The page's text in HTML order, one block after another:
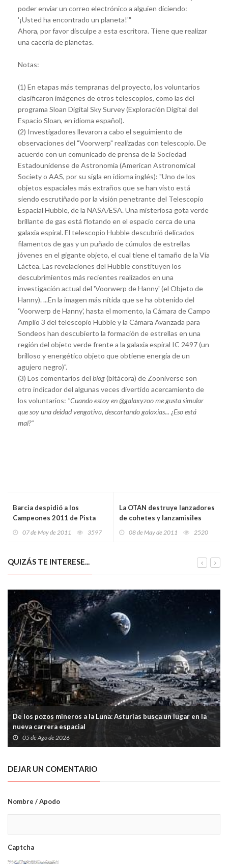
poder enviar un correo electrónico a alguien diciendo:
'¡Usted ha encontrado un planeta!'"
Ahora, por favor disculpe a esta escritora. Tiene que realizar
una cacería de planetas.
Notas:
(1) En etapas más tempranas del proyecto, los voluntarios
clasificaron imágenes de otros telescopios, como las del
programa Sloan Digital Sky Survey (Exploración Digital del
Espacio Sloan, en idioma español).
(2) Investigadores llevaron a cabo el seguimiento de
observaciones del "Voorwerp" realizadas con telescopio. De
acuerdo con un comunicado de prensa de la Sociedad
Estadounidense de Astronomía (American Astronomical
Society o AAS, por su sigla en idioma inglés): "Uno de los
objetos espaciales más extraños que se han visto está
siendo escrutiñado por la visión penetrante del Telescopio
Espacial Hubble, de la NASA/ESA. Una misteriosa gota verde
brillante de gas está flotando en el espacio cerca de una
galaxia espiral. El telescopio Hubble descubrió delicados
filamentos de gas y un puñado de cúmulos de estrellas
jóvenes en el gigante objeto, el cual tiene el tamaño de la Vía
Láctea. Las revelaciones del Hubble constituyen los
descubrimientos más recientes realizados en una
investigación actual del 'Voorwerp de Hanny' (el Objeto de
Hanny). ...En la imagen más nítida que se ha obtenido del
'Voorwerp de Hanny', hasta el momento, la Cámara de Campo
Amplio 3 del telescopio Hubble y la Cámara Avanzada para
Sondeos han descubierto la formación de estrellas en una
región del objeto verde frente a la galaxia espiral IC 2497 (un
brilloso y energético objeto que obtiene energía de un
agujero negro)".
(3) Los comentarios del blog(bitácora) de Zooniverse son
otro indicador del algunas veces divertido acercamiento de
los voluntarios: "Cuando estoy en @galaxyzoo me gusta simular
que soy una deidad vengativa, descartando galaxias... ¿Eso está
mal?"
Barcia despidió a los
Campeones 2011 de Pista
07 de May de 2011 3597
La OTAN destruye lanzadores
de cohetes y lanzamisiles
08 de May de 2011 2520
QUIZÁS TE INTERESE...
De los pozos mineros a la Luna: Asturias busca un lugar en la
nueva carrera espacial
05 de Ago de 2026
DEJAR UN COMENTARIO
Nombre / Apodo
Captcha